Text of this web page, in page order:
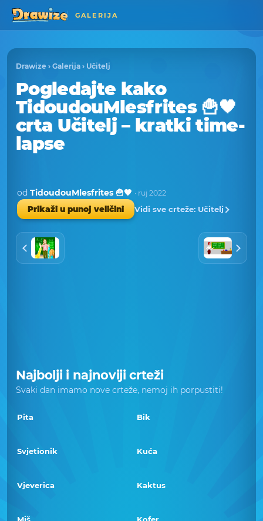
GALERIJA
Drawize › Galerija › Učitelj
Pogledajte kako
TidoudouMlesfrites 🍟🖤
crta Učitelj – kratki time-
lapse
od TidoudouMlesfrites 🍟🖤 · ruj 2022
Prikaži u punoj veličini Vidi sve crteže: Učitelj
Najbolji i najnoviji crteži
Svaki dan imamo nove crteže, nemoj ih porpustiti!
Pita Bik
Svjetionik Kuća
Vjeverica Kaktus